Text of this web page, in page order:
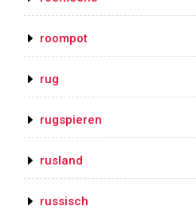
roompot
rug
rugspieren
rusland
russisch